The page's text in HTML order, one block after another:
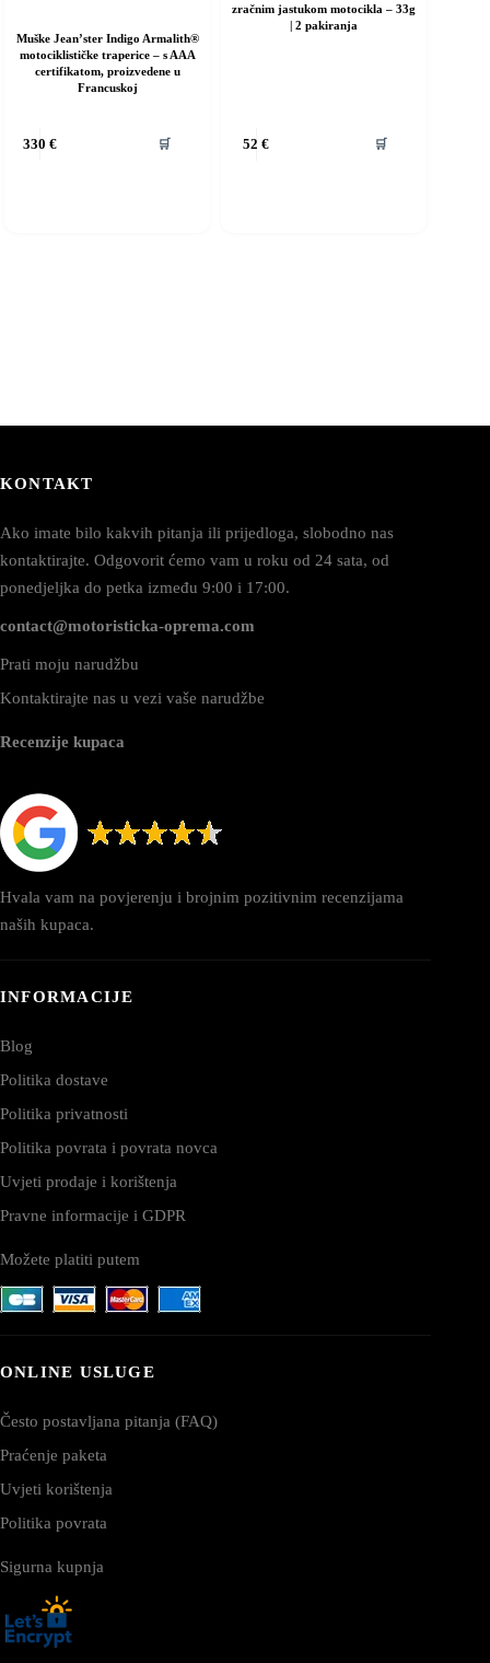
Muške Jean’ster Indigo Armalith®
motociklističke traperice – s AAA
certifikatom, proizvedene u
Francuskoj
330 € 🛒
zračnim jastukom motocikla – 33g
| 2 pakiranja
52€ 🛒
KONTAKT
Ako imate bilo kakvih pitanja ili prijedloga, slobodno nas
kontaktirajte. Odgovorit ćemo vam u roku od 24 sata, od
ponedjeljka do petka između 9:00 i 17:00.
contact@motoristicka-oprema.com
Prati moju narudžbu
Kontaktirajte nas u vezi vaše narudžbe
Recenzije kupaca
Hvala vam na povjerenju i brojnim pozitivnim recenzijama
naših kupaca.
INFORMACIJE
Blog
Politika dostave
Politika privatnosti
Politika povrata i povrata novca
Uvjeti prodaje i korištenja
Pravne informacije i GDPR
Možete platiti putem
ONLINE USLUGE
Često postavljana pitanja (FAQ)
Praćenje paketa
Uvjeti korištenja
Politika povrata
Sigurna kupnja